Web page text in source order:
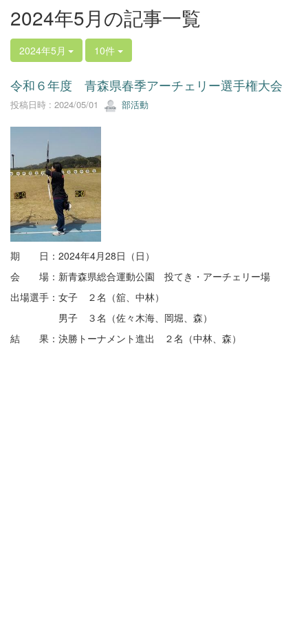
2024年5月の記事一覧
2024年5月 10件
令和６年度 青森県春季アーチェリー選手権大会
投稿日時 : 2024/05/01 部活動
期 日：2024年4月28日（日）
会 場：新青森県総合運動公園 投てき・アーチェリー場
出場選手：女子 ２名（舘、中林）
男子 ３名（佐々木海、岡堀、森）
結 果：決勝トーナメント進出 ２名（中林、森）